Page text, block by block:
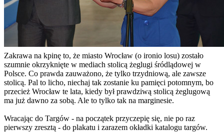
Zakrawa na kpinę to, że miasto Wrocław (o ironio losu) zostało
szumnie okrzyknięte w mediach stolicą żeglugi śródlądowej w
Polsce. Co prawda zauważono, że tylko trzydniową, ale zawsze
stolicą. Pal to licho, niechaj tak zostanie ku pamięci potomnym, bo
przecież Wrocław te lata, kiedy był prawdziwą stolicą żeglugową
ma już dawno za sobą. Ale to tylko tak na marginesie.
Wracając do Targów - na początek przyczepię się, nie po raz
pierwszy zresztą - do plakatu i zarazem okładki katalogu targów.